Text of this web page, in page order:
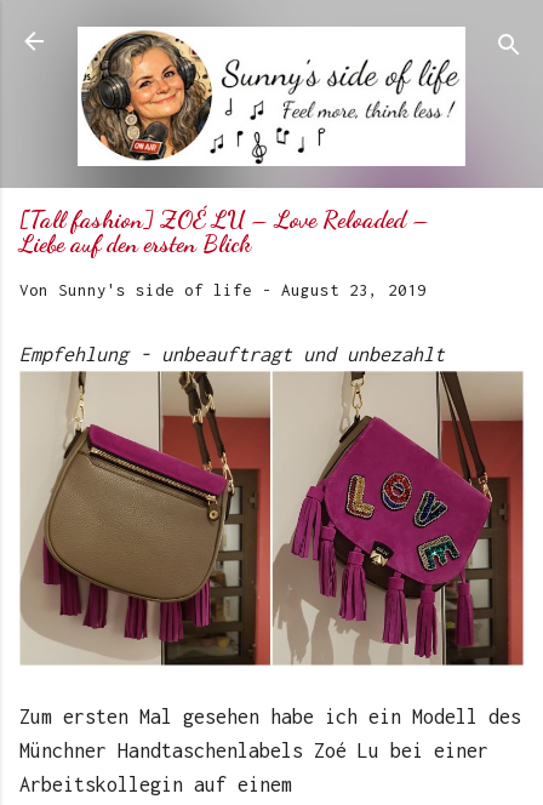
Direkt zum Hauptbereich
[Tall fashion] ZOÉ LU – Love Reloaded –
Liebe auf den ersten Blick
Von Sunny's side of life - August 23, 2019
Empfehlung - unbeauftragt und unbezahlt
Zum ersten Mal gesehen habe ich ein Modell des
Münchner Handtaschenlabels Zoé Lu bei einer
Arbeitskollegin auf einem